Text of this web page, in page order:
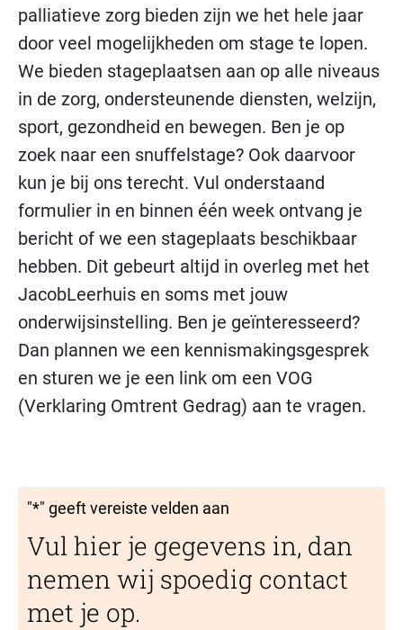
palliatieve zorg bieden zijn we het hele jaar
door veel mogelijkheden om stage te lopen.
We bieden stageplaatsen aan op alle niveaus
in de zorg, ondersteunende diensten, welzijn,
sport, gezondheid en bewegen. Ben je op
zoek naar een snuffelstage? Ook daarvoor
kun je bij ons terecht. Vul onderstaand
formulier in en binnen één week ontvang je
bericht of we een stageplaats beschikbaar
hebben. Dit gebeurt altijd in overleg met het
JacobLeerhuis en soms met jouw
onderwijsinstelling. Ben je geïnteresseerd?
Dan plannen we een kennismakingsgesprek
en sturen we je een link om een VOG
(Verklaring Omtrent Gedrag) aan te vragen.
"*" geeft vereiste velden aan
Vul hier je gegevens in, dan
nemen wij spoedig contact
met je op.